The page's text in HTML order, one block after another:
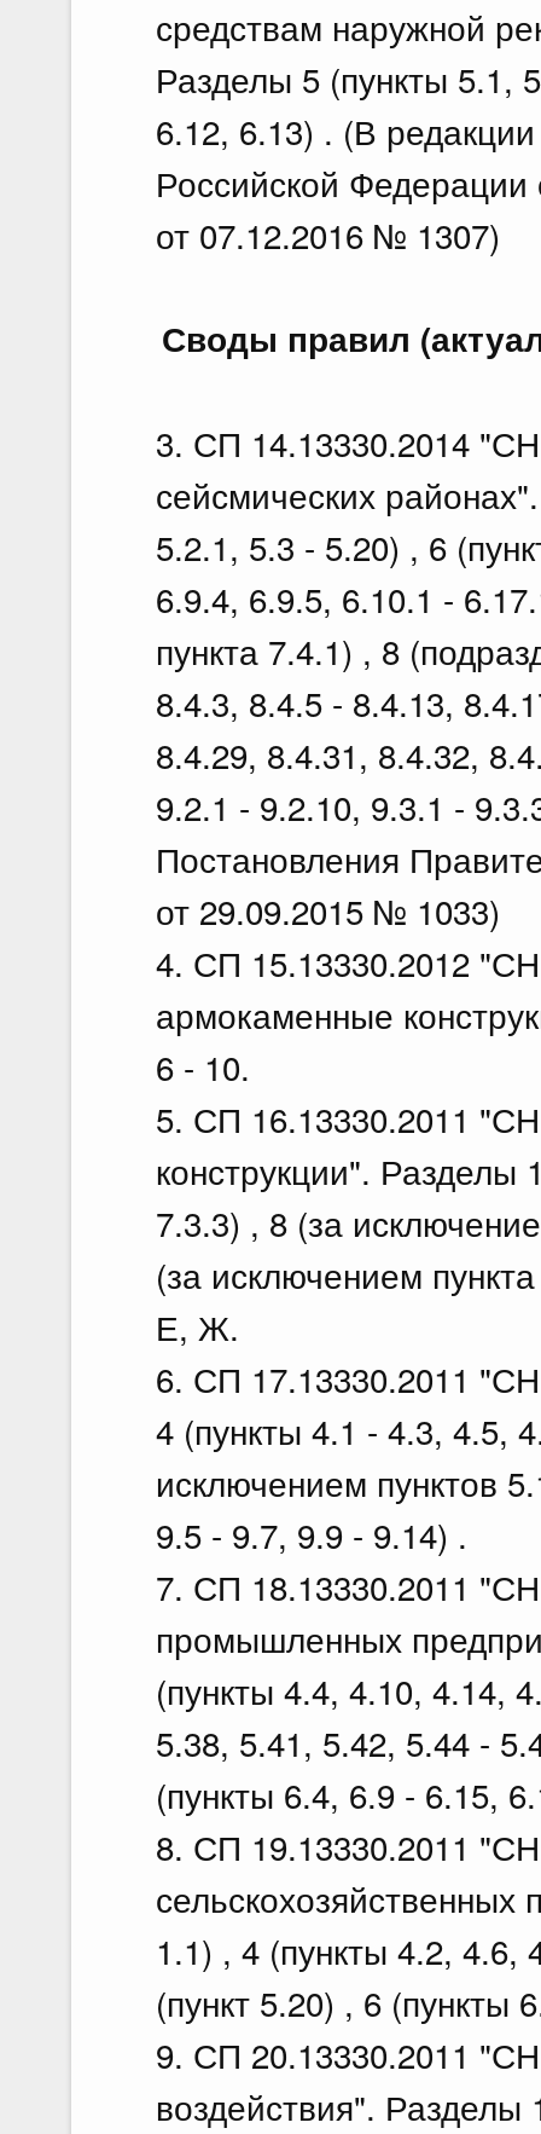
средствам наружной
Разделы 5 (пункты 5.1,
6.12, 6.13) . (В
Российской
от 07.12.2016 № 1307)
Своды правил
3. СП 14.13330.2014
сейсмических
5.2.1, 5.3 - 5.20) , 6
6.9.4, 6.9.5, 6.10.1 -
пункта 7.4.1) , 8
8.4.3, 8.4.5 - 8.4.13,
8.4.29, 8.4.31, 8.4.32,
9.2.1 - 9.2.10, 9.3.1 -
Постановления
от 29.09.2015 № 1033)
4. СП 15.13330.2012
армокаменные
6 - 10.
5. СП 16.13330.2011
конструкции". Разделы
7.3.3) , 8 (за
(за исключением
Е, Ж.
6. СП 17.13330.2011
4 (пункты 4.1 - 4.3, 4.5,
исключением пунктов
9.5 - 9.7, 9.9 - 9.14) .
7. СП 18.13330.2011
промышленных
(пункты 4.4, 4.10, 4.14,
5.38, 5.41, 5.42, 5.44 -
(пункты 6.4, 6.9 - 6.15,
8. СП 19.13330.2011
сельскохозяйственных
1.1) , 4 (пункты 4.2, 4.6,
(пункт 5.20) , 6 (пункты
9. СП 20.13330.2011
воздействия". Разделы